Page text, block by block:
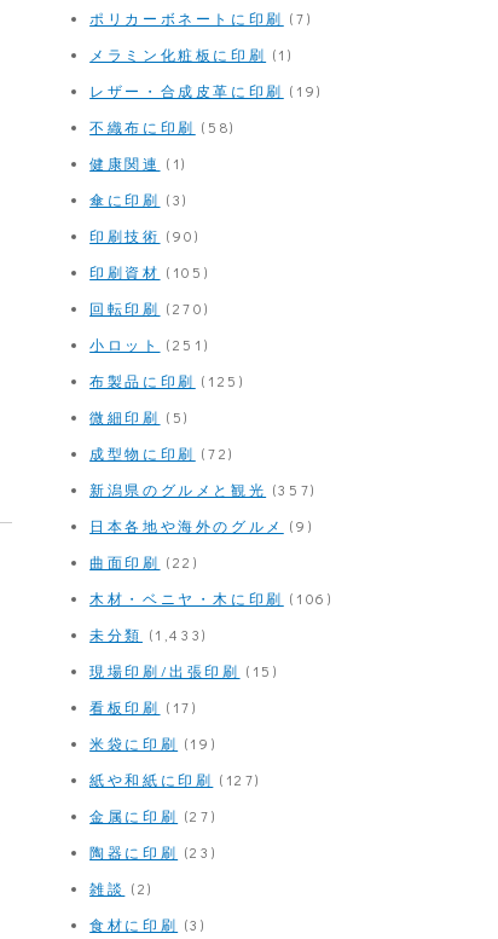
ポリカーボネートに印刷 (7)
メラミン化粧板に印刷 (1)
レザー・合成皮革に印刷 (19)
不織布に印刷 (58)
健康関連 (1)
傘に印刷 (3)
印刷技術 (90)
印刷資材 (105)
回転印刷 (270)
小ロット
(251)
布製品に印刷 (125)
微細印刷 (5)
成型物に印刷 (72)
新潟県のグルメと観光 (357)
日本各地や海外のグルメ
(9)
曲面印刷 (22)
木材・ベニヤ・木に印刷 (106)
未分類 (1,433)
現場印刷/出張印刷 (15)
看板印刷 (17)
米袋に印刷 (19)
紙や和紙に印刷 (127)
金属に印刷 (27)
陶器に印刷 (23)
雑談 (2)
食材に印刷 (3)